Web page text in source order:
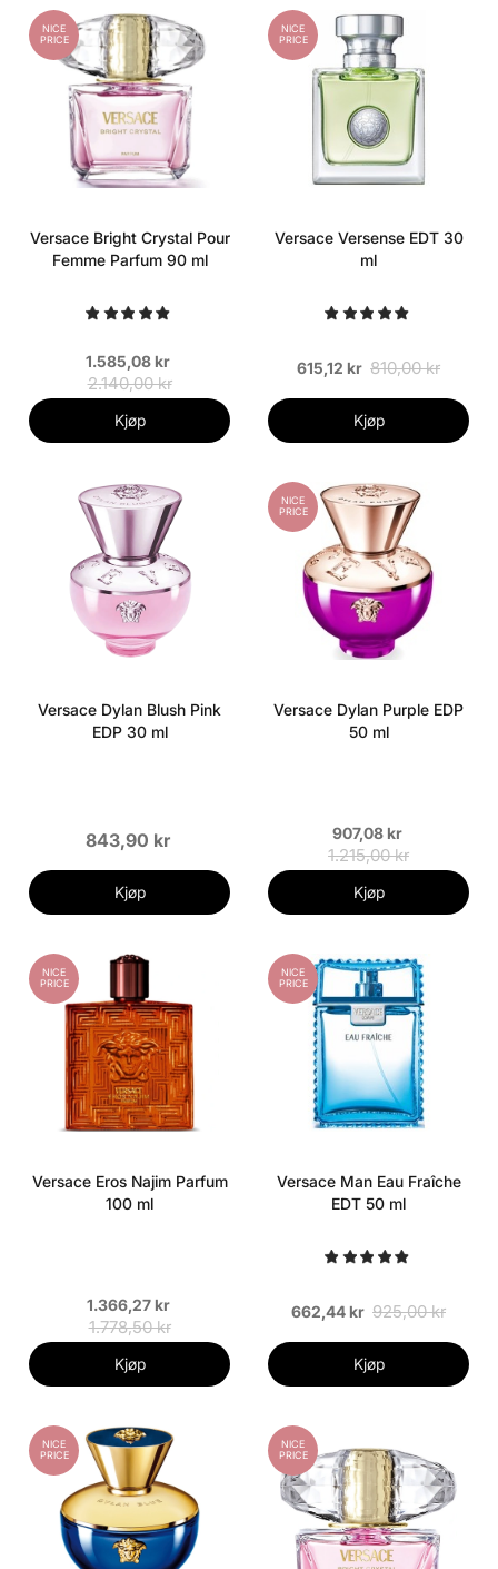
NICE
PRICE
Versace Bright Crystal Pour
Femme Parfum 90 ml
1.585,08 kr
2.140,00 kr
Kjøp
NICE
PRICE
Versace Versense EDT 30
ml
615,12 kr 810,00 kr
Kjøp
Versace Dylan Blush Pink
EDP 30 ml
843,90 kr
Kjøp
NICE
PRICE
Versace Dylan Purple EDP
50 ml
907,08 kr
1.215,00 kr
Kjøp
NICE
PRICE
Versace Eros Najim Parfum
100 ml
1.366,27 kr
1.778,50 kr
Kjøp
NICE
PRICE
Versace Man Eau Fraîche
EDT 50 ml
662,44 kr 925,00 kr
Kjøp
NICE
PRICE
NICE
PRICE